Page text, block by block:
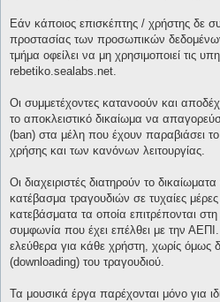
Εάν κάποιος επισκέπτης / χρήστης δε
προστασίας των προσωπικών
τμήμα οφείλει να μη χρησιμοποιεί τις
rebetiko.sealabs.net.
Οι συμμετέχοντες κατανοούν και
το αποκλειστικό δικαίωμα να
(ban) στα μέλη που έχουν παραβιάσει
χρήσης και των κανόνων λειτουργίας.
Οι διαχειριστές διατηρούν το
κατέβασμα τραγουδιών σε τυχαίες
κατεβάσματα τα οποία επιτρέπονται
συμφωνία που έχει επέλθει με την
ελεύθερα για κάθε χρήστη, χωρίς όμως
(downloading) του τραγουδιού.
Τα μουσικά έργα παρέχονται μόνο για